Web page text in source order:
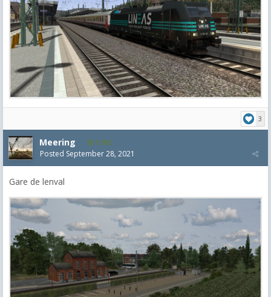
3
Meering 1,992
Posted September 28, 2021
Gare de lenval